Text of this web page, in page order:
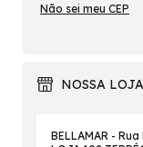
Não sei meu CEP
NOSSA LOJA
BELLAMAR -